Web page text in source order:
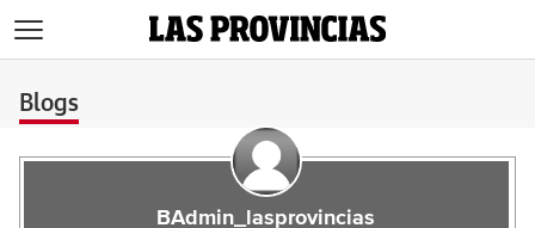
Blogs
BAdmin_lasprovincias